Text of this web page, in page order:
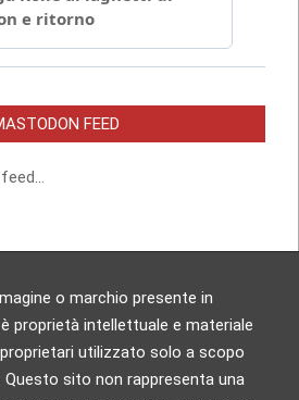
FEED
o marchio presente in
proprietà intellettuale e materiale
utilizzato solo a scopo
sito non rappresenta una